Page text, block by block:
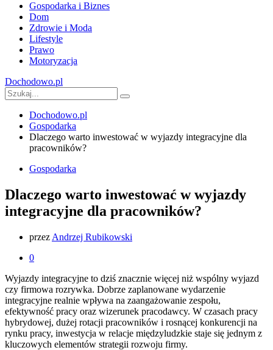
Gospodarka i Biznes
Dom
Zdrowie i Moda
Lifestyle
Prawo
Motoryzacja
Dochodowo.pl
Dochodowo.pl
Gospodarka
Dlaczego warto inwestować w wyjazdy integracyjne dla
pracowników?
Gospodarka
Dlaczego warto inwestować w wyjazdy
integracyjne dla pracowników?
przez Andrzej Rubikowski
0
Wyjazdy integracyjne to dziś znacznie więcej niż wspólny wyjazd
czy firmowa rozrywka. Dobrze zaplanowane wydarzenie
integracyjne realnie wpływa na zaangażowanie zespołu,
efektywność pracy oraz wizerunek pracodawcy. W czasach pracy
hybrydowej, dużej rotacji pracowników i rosnącej konkurencji na
rynku pracy, inwestycja w relacje międzyludzkie staje się jednym z
kluczowych elementów strategii rozwoju firmy.